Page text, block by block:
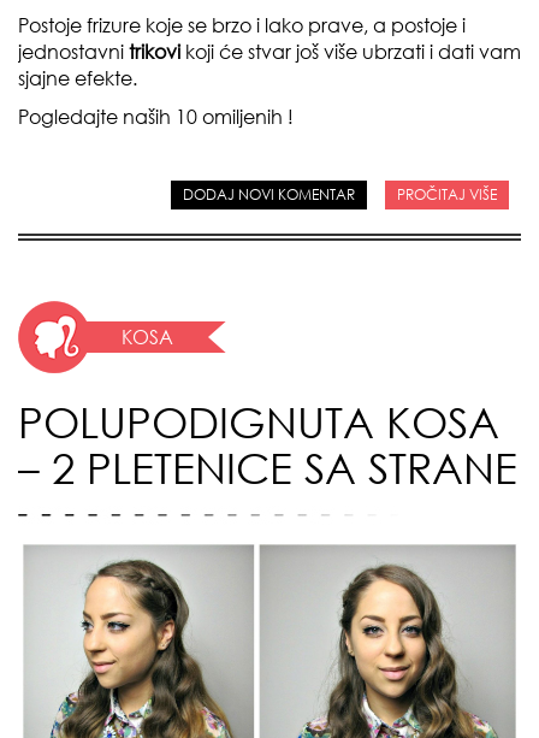
Postoje frizure koje se brzo i lako prave, a postoje i
jednostavni trikovi koji će stvar još više ubrzati i dati vam
sjajne efekte.
Pogledajte naših 10 omiljenih !
DODAJ NOVI KOMENTAR PROČITAJ VIŠE
KOSA
POLUPODIGNUTA KOSA
– 2 PLETENICE SA STRANE